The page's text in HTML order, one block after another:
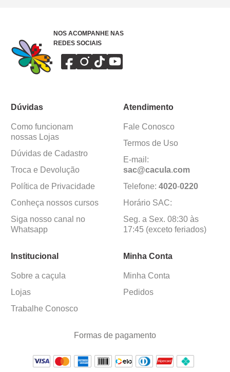
NOS ACOMPANHE NAS
REDES SOCIAIS
Dúvidas
Como funcionam
nossas Lojas
Dúvidas de Cadastro
Troca e Devolução
Política de Privacidade
Conheça nossos cursos
Siga nosso canal no
Whatsapp
Atendimento
Fale Conosco
Termos de Uso
E-mail:
sac@cacula.com
Telefone: 4020-0220
Horário SAC:
Seg. a Sex. 08:30 às
17:45 (exceto feriados)
Institucional
Sobre a caçula
Lojas
Trabalhe Conosco
Minha Conta
Minha Conta
Pedidos
Formas de pagamento